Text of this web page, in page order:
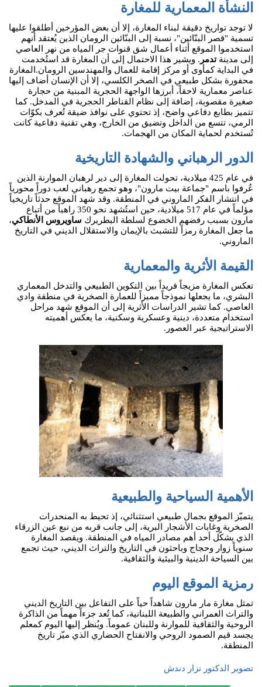
النشأة المعمارية للمغارة
لا توجد تواريخ دقيقة لبناء المغارة، إلا أن بعض المؤرخين أطلقوا عليها
تسمية "قصر البنّائين"، نسبة إلى البنّائين الرومان الذين يُعتقد أنهم
استخدموا الموقع أثناء أعمال شق قنوات جر المياه من نهر العاصي
إلى مدينةتدمر . ويشير هذا الاحتمال إلى أن المغارة قد استُخدمت
في البداية كمأوى أو مركز إقامة للعمال والمهندسين الرومان.المغارة
محفورة بشكل طبيعي في الصخر الكلسي، إلا أن الإنسان أضاف إليها
عناصر معمارية لاحقاً، أبرزها الواجهة الحجرية المبنية من حجارة
صغيرة مقصوبة، إضافة إلى نظام القناطر الحجرية في المدخل. كما
تتميز بطابع دفاعي واضح، إذ تحتوي على نوافذ ضيقة تُعرف بكوّات
الرمي، تتسع من الداخل وتضيق من الخارج، وهي تقنية دفاعية كانت
تُستخدم لحماية المكان من الهجمات.
الدور الرهباني والشهادة التاريخية
في عام 425 ميلادية، تحولت المغارة إلى دير لرهبان الموارنة الذين
عُرفوا باسم "جماعة بيت مارون"، وهو تجمع رهباني لعب دوراً محورياً
في انتشار الفكر الماروني في المنطقة. وقد شهد الموقع حدثاً تاريخياً
مؤلماً في عام 517 ميلادية، حين استُشهد نحو 350 راهباً من أتباع
مارون بسبب رفضهم الخضوع لسلطة البطريرك ساويروس الأنطاكي،
ما جعل المغارة رمزاً للتشبث بالإيمان والاستقلال الديني في التاريخ
الماروني.
القيمة الأثرية والمعمارية
تعكس المغارة مزيجاً فريداً بين التكوين الطبيعي والتدخل المعماري
البشري، ما يجعلها نموذجاً مميزاً للعمارة الصخرية في منطقة وادي
العاصي. كما تشير الدراسات الأثرية إلى أن الموقع شهد مراحل
استخدام متعددة، دينية وعسكرية وسكنية، ما يعكس أهميته
الاستراتيجية عبر العصور.
الأهمية السياحية والطبيعية
يتميّز الموقع بجمال طبيعي استثنائي، إذ تحيط به المنحدرات
الصخرية وغابات الأشجار البرية، إلى جانب قربه من نبع عين الزرقاء
الذي يشكّل أحد أهم مصادر المياه في المنطقة. ويقصد المغارة
سنوياً زوار وحجاج وباحثون في التاريخ والتراث الديني، حيث تجمع
بين السياحة الدينية والبيئية والثقافية.
رمزية الموقع اليوم
تمثل مغارة مار مارون شاهداً حياً على التفاعل بين التاريخ الديني
والتراث العمراني والطبيعة اللبنانية، كما تُعد جزءاً مهماً من الذاكرة
الروحية والثقافية للموارنة وللبنان عموماً. ويُنظر إليها اليوم كمعلم
يجسد قيم الصمود الروحي والانفتاح الحضاري الذي ميّز تاريخ
المنطقة.
تصوير الدكتور نزار دندش